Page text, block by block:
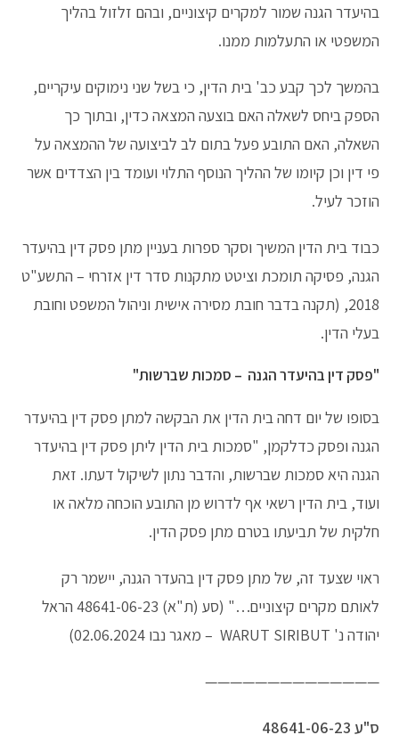
בהיעדר הגנה שמור למקרים קיצוניים, ובהם זלזול בהליך
המשפטי או התעלמות ממנו.
בהמשך לכך קבע כב' בית הדין, כי בשל שני נימוקים עיקריים,
הספק ביחס לשאלה האם בוצעה המצאה כדין, ובתוך כך
השאלה, האם התובע פעל בתום לב לביצועה של ההמצאה על
פי דין וכן קיומו של ההליך הנוסף התלוי ועומד בין הצדדים אשר
הוזכר לעיל.
כבוד בית הדין המשיך וסקר ספרות בעניין מתן פסק דין בהיעדר
הגנה, פסיקה תומכת וציטט מתקנות סדר דין אזרחי – התשע"ט
2018, (תקנה בדבר חובת מסירה אישית וניהול המשפט וחובת
בעלי הדין.
"פסק דין בהיעדר הגנה – סמכות שברשות"
בסופו של יום דחה בית הדין את הבקשה למתן פסק דין בהיעדר
הגנה ופסק כדלקמן, "סמכות בית הדין ליתן פסק דין בהיעדר
הגנה היא סמכות שברשות, והדבר נתון לשיקול דעתו. זאת
ועוד, בית הדין רשאי אף לדרוש מן התובע הוכחה מלאה או
חלקית של תביעתו בטרם מתן פסק הדין.
ראוי שצעד זה, של מתן פסק דין בהעדר הגנה, יישמר רק
לאותם מקרים קיצוניים…" (סע (ת"א) 48641-06-23 הראל
יהודה נ' WARUT SIRIBUT – מאגר נבו 02.06.2024)
——————————————
ס"ע 48641-06-23